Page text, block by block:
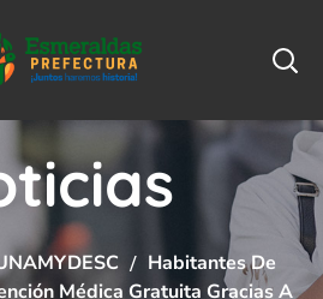
Habitantes De
Médica Gratuita Gracias A